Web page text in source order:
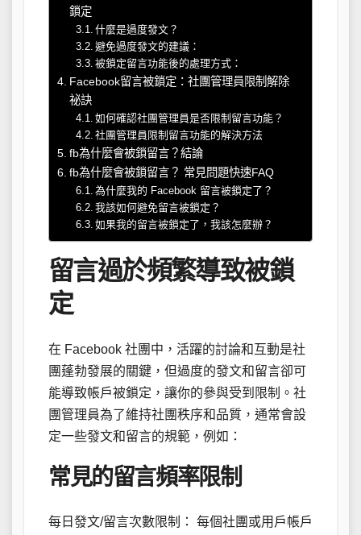
鎖定
什麼是過度發文？
避免過度發文的建議：
被鎖定留言功能後的處理方式：
Facebook留言被鎖定：社團管理員限制解除
祕訣
如何確認社團管理員是否限制留言功能？
社團管理員限制留言功能的解決方法
fb為什麼會被鎖留言？結論
fb為什麼會被鎖留言？ 常見問題快速FAQ
為什麼我的 Facebook 留言被鎖定了？
我該如何避免留言被鎖定？
如果我的留言被鎖定了，我該怎麼辦？
留言過於頻繁導致被鎖
定
在 Facebook 社團中，活躍的討論和互動是社
團蓬勃發展的關鍵，但過度的發文和留言卻可
能導致帳戶被鎖定，讓你的參與受到限制。社
團管理員為了維持社團秩序和品質，通常會設
定一些發文和留言的規範，例如：
常見的留言頻率限制
每日發文/留言次數限制： 每個社團或用戶帳戶